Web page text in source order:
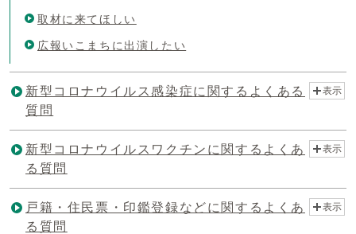
取材に来てほしい
広報いこまちに出演したい
新型コロナウイルス感染症に関するよくある
質問
表示
新型コロナウイルスワクチンに関するよくあ
る質問
表示
戸籍・住民票・印鑑登録などに関するよくあ
る質問
表示